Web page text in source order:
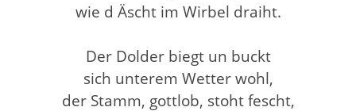
wie d Äscht im Wirbel draiht.
Der Dolder biegt un buckt
sich unterem Wetter wohl,
der Stamm, gottlob, stoht fescht,